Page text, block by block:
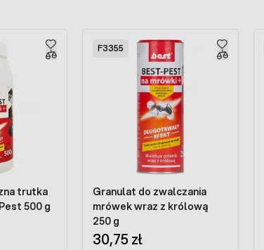
trutka
500 g
F3355
Granulat do zwalczania
mrówek wraz z królową
250 g
30,75 zł